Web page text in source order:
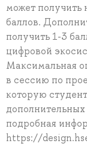
может получить
баллов.
получить 1-3
цифровой
Максимальная
в сессию по
которую
дополнительных
подробная
https://